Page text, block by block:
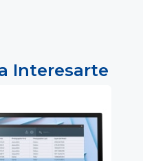
Interesarte